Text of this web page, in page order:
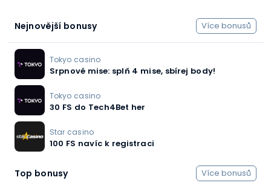
Nejnovější bonusy Více bonusů
Tokyo casino
Srpnové mise: splň 4 mise, sbírej body!
Tokyo casino
30 FS do Tech4Bet her
Star casino
100 FS navíc k registraci
Top bonusy Více bonusů